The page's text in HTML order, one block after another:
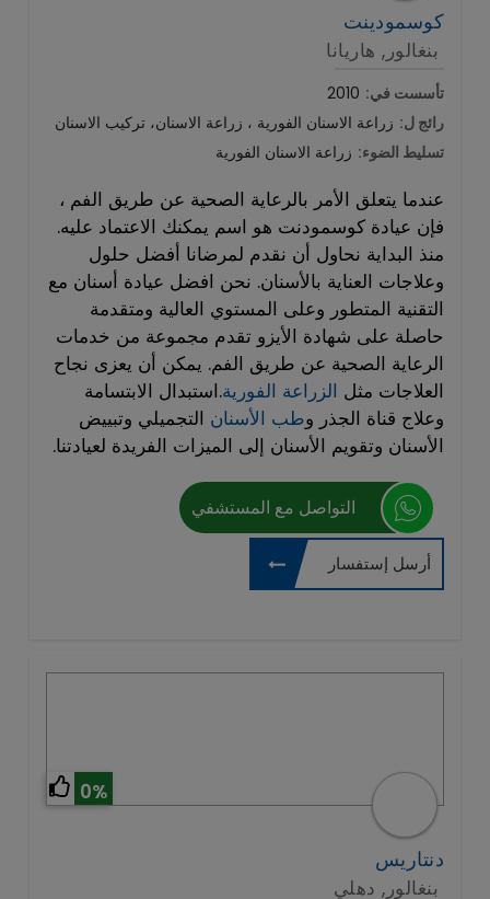
كوسمودينت
بنغالور, هاريانا
تأسست في: 2010
رائج ل: زراعة الاسنان الفورية ، زراعة الاسنان، تركيب الاسنان
تسليط الضوء: زراعة الاسنان الفورية
عندما يتعلق الأمر بالرعاية الصحية عن طريق الفم ،
فإن عيادة كوسمودنت هو اسم يمكنك الاعتماد عليه.
منذ البداية نحاول أن نقدم لمرضانا أفضل حلول
وعلاجات العناية بالأسنان. نحن افضل عيادة أسنان مع
التقنية المتطور وعلى المستوي العالية ومتقدمة
حاصلة على شهادة الأيزو تقدم مجموعة من خدمات
الرعاية الصحية عن طريق الفم. يمكن أن يعزى نجاح
العلاجات مثل الزراعة الفورية.استبدال الابتسامة
وعلاج قناة الجذر وطب الأسنان التجميلي وتبييض
الأسنان وتقويم الأسنان إلى الميزات الفريدة لعيادتنا.
التواصل مع المستشفي
أرسل إستفسار
0%
دنتاريس
بنغالور, دهلي